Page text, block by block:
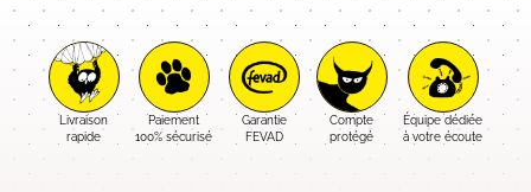
Livraison
rapide
Paiement
100% sécurisé
Garantie
FEVAD
Compte
protégé
Équipe dédiée
à votre écoute